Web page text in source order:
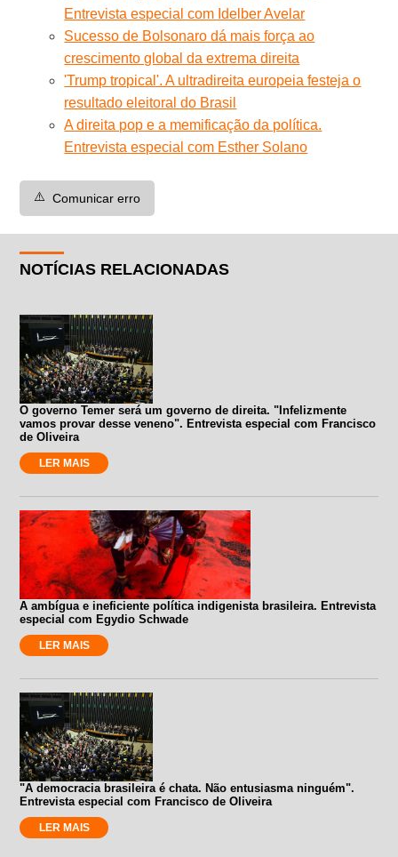
Entrevista especial com Idelber Avelar
Sucesso de Bolsonaro dá mais força ao
crescimento global da extrema direita
'Trump tropical'. A ultradireita europeia festeja o
resultado eleitoral do Brasil
A direita pop e a memificação da política.
Entrevista especial com Esther Solano
⚠️ Comunicar erro
NOTÍCIAS RELACIONADAS
O governo Temer será um governo de direita. "Infelizmente
vamos provar desse veneno". Entrevista especial com Francisco
de Oliveira
LER MAIS
A ambígua e ineficiente política indigenista brasileira. Entrevista
especial com Egydio Schwade
LER MAIS
"A democracia brasileira é chata. Não entusiasma ninguém".
Entrevista especial com Francisco de Oliveira
LER MAIS